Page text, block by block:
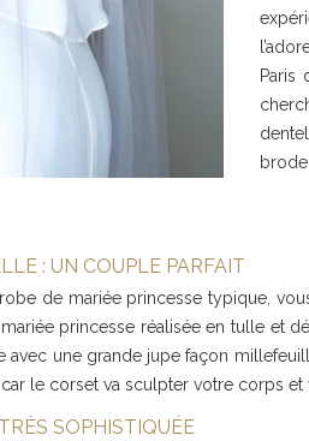
Paris
: UN COUPLE PARFAIT
de mariée princesse typique,
princesse réalisée en tulle et
une grande jupe façon
le corset va sculpter votre corps
SOPHISTIQUÉE